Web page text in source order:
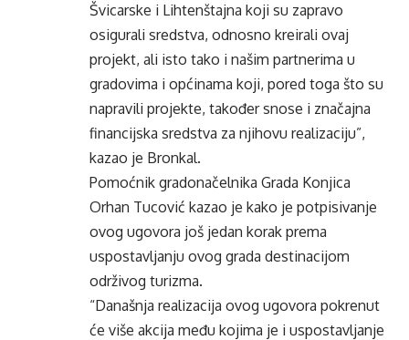
Švicarske i Lihtenštajna koji su zapravo
osigurali sredstva, odnosno kreirali ovaj
projekt, ali isto tako i našim partnerima u
gradovima i općinama koji, pored toga što su
napravili projekte, također snose i značajna
financijska sredstva za njihovu realizaciju”,
kazao je Bronkal.
Pomoćnik gradonačelnika Grada Konjica
Orhan Tucović kazao je kako je potpisivanje
ovog ugovora još jedan korak prema
uspostavljanju ovog grada destinacijom
održivog turizma.
“Današnja realizacija ovog ugovora pokrenut
će više akcija među kojima je i uspostavljanje